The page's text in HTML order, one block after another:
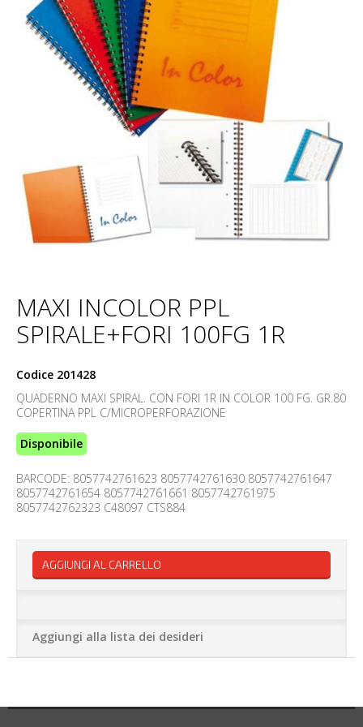
MAXI INCOLOR PPL
SPIRALE+FORI 100FG 1R
Codice 201428
QUADERNO MAXI SPIRAL. CON FORI 1R IN COLOR 100 FG. GR.80
COPERTINA PPL C/MICROPERFORAZIONE
Disponibile
BARCODE: 8057742761623 8057742761630 8057742761647
8057742761654 8057742761661 8057742761975
8057742762323 C48097 CTS884
AGGIUNGI AL CARRELLO
Aggiungi alla lista dei desideri